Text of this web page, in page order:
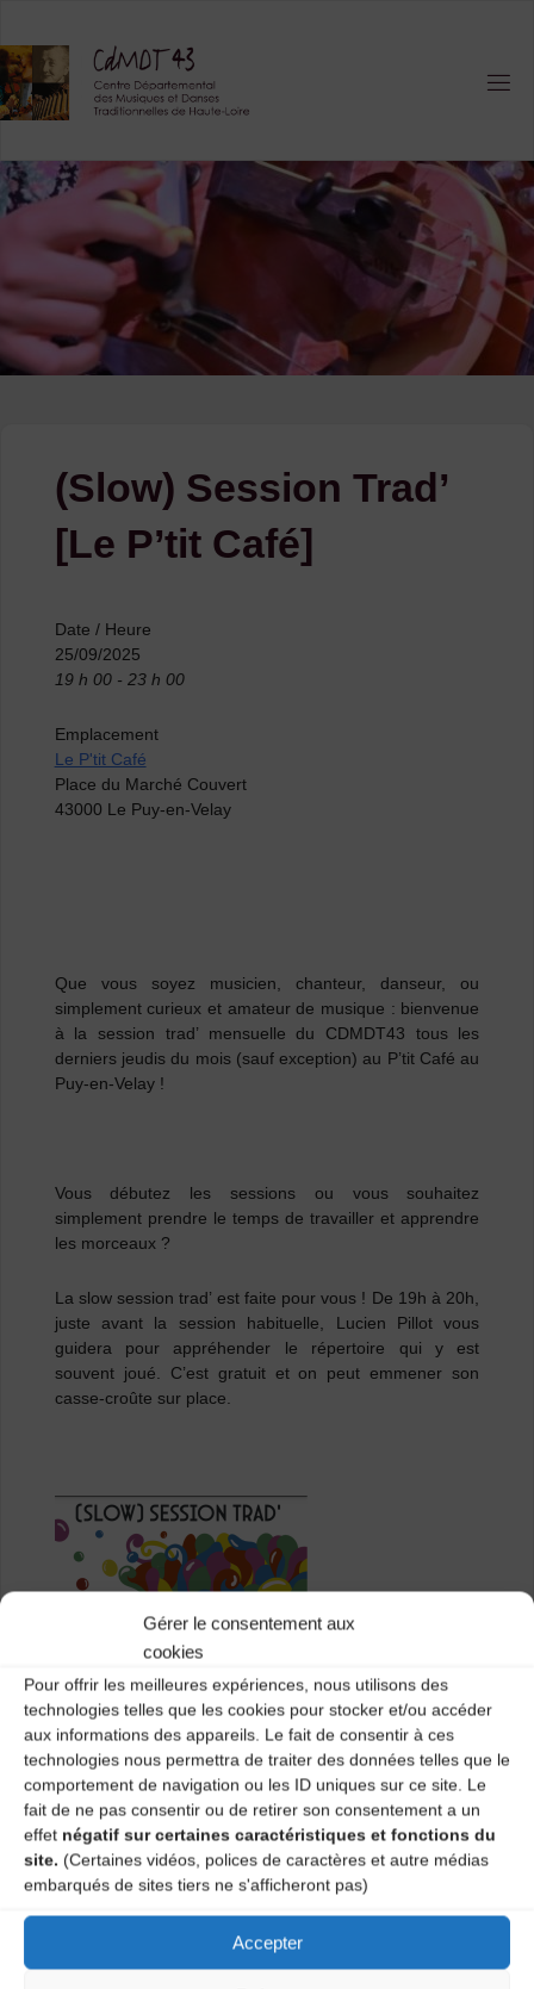
Gérer le consentement aux
cookies
Pour offrir les meilleures expériences, nous utilisons des
technologies telles que les cookies pour stocker et/ou accéder
aux informations des appareils. Le fait de consentir à ces
technologies nous permettra de traiter des données telles que le
comportement de navigation ou les ID uniques sur ce site. Le
fait de ne pas consentir ou de retirer son consentement a un
effet négatif sur certaines caractéristiques et fonctions du
site. (Certaines vidéos, polices de caractères et autre médias
embarqués de sites tiers ne s'afficheront pas)
Accepter
content
(Slow) Session Trad’
[Le P’tit Café]
Date / Heure
25/09/2025
19 h 00 - 23 h 00
Emplacement
Le P'tit Café
Place du Marché Couvert
43000 Le Puy-en-Velay
Que vous soyez musicien, chanteur, danseur, ou
simplement curieux et amateur de musique : bienvenue
à la session trad’ mensuelle du CDMDT43 tous les
derniers jeudis du mois (sauf exception) au P’tit Café au
Puy-en-Velay !
Vous débutez les sessions ou vous souhaitez
simplement prendre le temps de travailler et apprendre
les morceaux ?
La slow session trad’ est faite pour vous ! De 19h à 20h,
juste avant la session habituelle, Lucien Pillot vous
guidera pour appréhender le répertoire qui y est
souvent joué. C’est gratuit et on peut emmener son
casse-croûte sur place.
Slow Session Trad’